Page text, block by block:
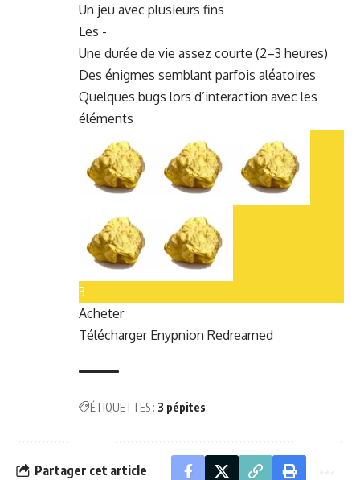
Un jeu avec plusieurs fins
Les -
Une durée de vie assez courte (2–3 heures)
Des énigmes sem­blant par­fois aléatoires
Quelques bugs lors d’in­ter­ac­tion avec les
éléments
3
Acheter
Télécharg­er Enypnion Redreamed
ÉTIQUETTES : 3 pépites
Partager cet article